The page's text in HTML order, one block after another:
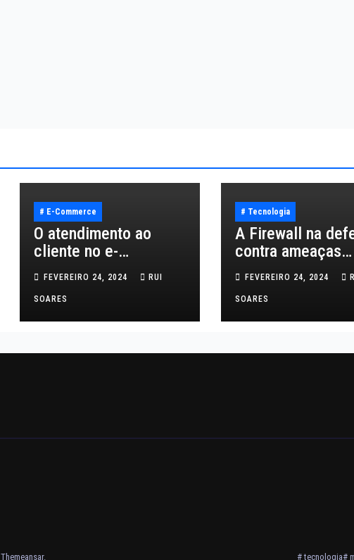
# E-Commerce
O atendimento ao
cliente no e-
commerce
FEVEREIRO 24, 2024 RUI
SOARES
# Tecnologia
A Firewall na
contra ameaças
cibernéticas
FEVEREIRO 24, 2024
SOARES
Themeansar. # tecnologia#